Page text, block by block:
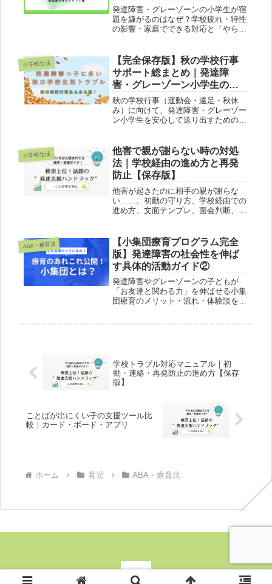
発達障害・グレーゾーンの小学生が宿
題を嫌がるのはなぜ？学校疲れ・特性
の影響・家庭でできる対応と「やらせ
小学校生活
【完全保存版】秋の学校行事
サポート総まとめ｜発達障
害・グレーゾーン小学生の運
動会・遠足・秋休み対策
秋の学校行事（運動会・遠足・秋休
み）に向けて、発達障害・グレーゾー
ン小学生を安心して送り出すための配
伝え方テンプレまで全6記事を網羅。
小学校生活
他害で親が謝らない時の対処
法｜学校経由の進め方と再発
防止【保存版】
他害が起きたのに相手の親が謝らな
い……。初動の守り方、学校経由での
進め方、文面テンプレ、面会判断、再
ABA・療育法
【小集団療育プログラム完全
版】発達障害の社会性を伸ば
す具体的活動ガイド②
発達障害やグレーゾーンの子どもが
「お友達と関わる力」を伸ばせる小集
団療育のメリット・流れ・体験談をや
学校トラブル対応マニュアル｜初
動・連絡・再発防止の進め方【保存
版】
ことばが出にくい子の支援ツール比
較｜カード・ボード・アプリ
ホーム 育児 ABA・療育法